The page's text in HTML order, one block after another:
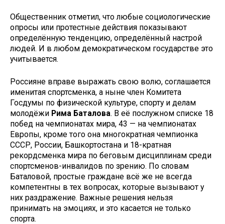
Общественник отметил, что любые социологические
опросы или протестные действия показывают
определённую тенденцию, определённый настрой
людей. И в любом демократическом государстве это
учитывается.
Россияне вправе выражать свою волю, соглашается
именитая спортсменка, а ныне член Комитета
Госдумы по физической культуре, спорту и делам
молодёжи Рима Баталова. В её послужном списке 18
побед на чемпионатах мира, 43 — на чемпионатах
Европы, кроме того она многократная чемпионка
СССР, России, Башкортостана и 18-кратная
рекордсменка мира по беговым дисциплинам среди
спортсменов-инвалидов по зрению. По словам
Баталовой, простые граждане всё же не всегда
компетентны в тех вопросах, которые вызывают у
них раздражение. Важные решения нельзя
принимать на эмоциях, и это касается не только
спорта.